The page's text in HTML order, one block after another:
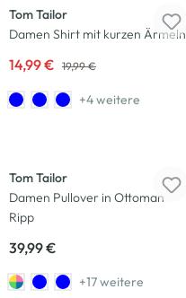
Tom Tailor
Damen Shirt mit kurzen Ärmeln
14,99 € 19,99 €
+4 weitere
Tom Tailor
Damen Pullover in Ottoman
Ripp
39,99 €
+17 weitere